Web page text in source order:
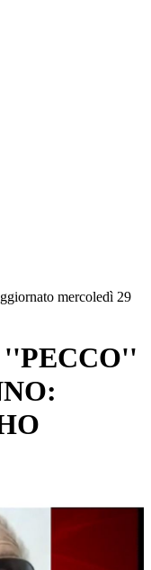
mercoledì 29
''PECCO''